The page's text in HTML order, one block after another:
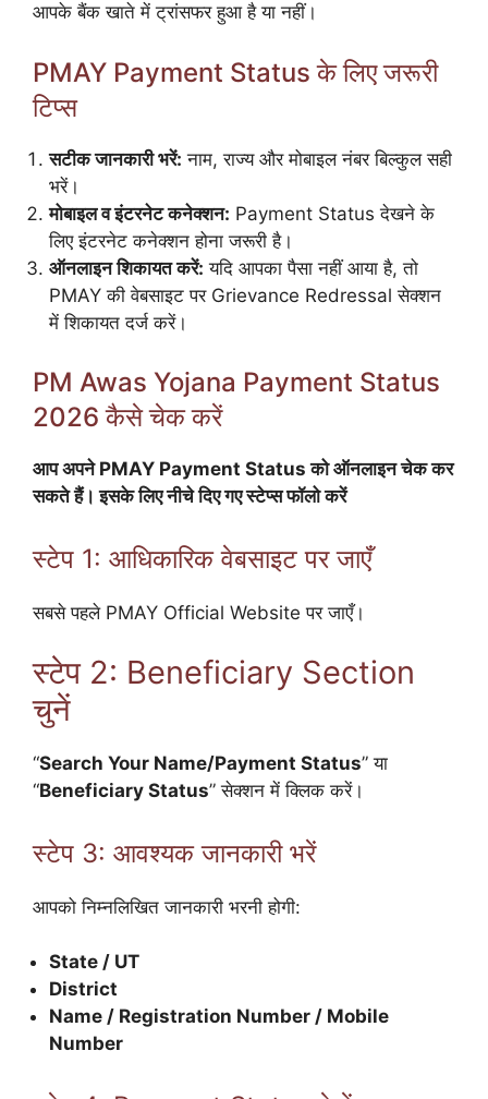
आपके बैंक खाते में ट्रांसफर हुआ है या नहीं।
PMAY Payment Status के लिए जरूरी
टिप्स
सटीक जानकारी भरें: नाम, राज्य और मोबाइल नंबर बिल्कुल सही
भरें।
मोबाइल व इंटरनेट कनेक्शन: Payment Status देखने के
लिए इंटरनेट कनेक्शन होना जरूरी है।
ऑनलाइन शिकायत करें: यदि आपका पैसा नहीं आया है, तो
PMAY की वेबसाइट पर Grievance Redressal सेक्शन
में शिकायत दर्ज करें।
PM Awas Yojana Payment Status
2026 कैसे चेक करें
आप अपने PMAY Payment Status को ऑनलाइन चेक कर
सकते हैं। इसके लिए नीचे दिए गए स्टेप्स फॉलो करें
स्टेप 1: आधिकारिक वेबसाइट पर जाएँ
सबसे पहले PMAY Official Website पर जाएँ।
स्टेप 2: Beneficiary Section
चुनें
“Search Your Name/Payment Status” या
“Beneficiary Status” सेक्शन में क्लिक करें।
स्टेप 3: आवश्यक जानकारी भरें
आपको निम्नलिखित जानकारी भरनी होगी:
State / UT
District
Name / Registration Number / Mobile
Number